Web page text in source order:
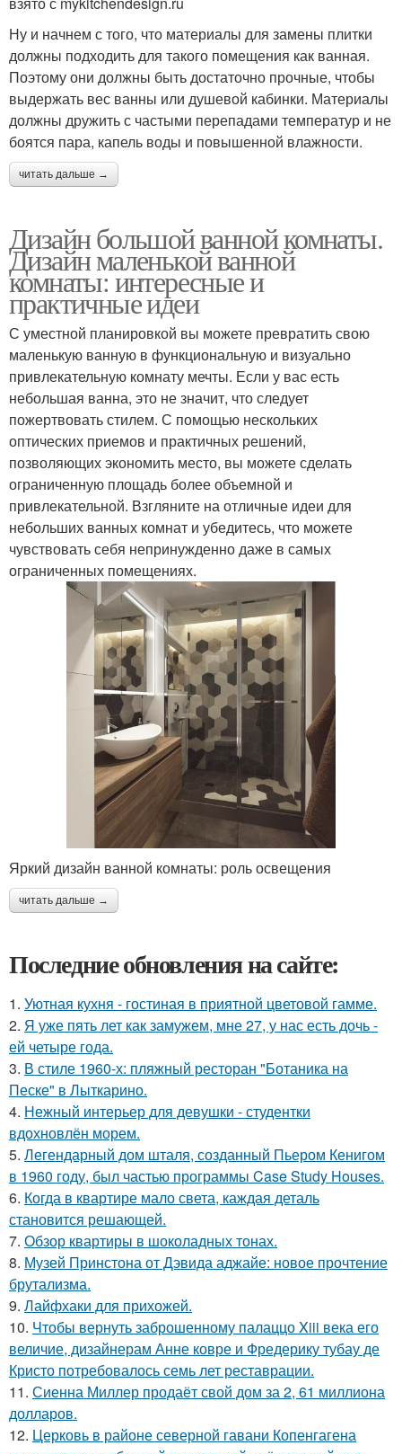
Ну и начнем с того, что материалы для замены плитки
должны подходить для такого помещения как ванная.
Поэтому они должны быть достаточно прочные, чтобы
выдержать вес ванны или душевой кабинки. Материалы
должны дружить с частыми перепадами температур и не
боятся пара, капель воды и повышенной влажности.
читать дальше →
Дизайн большой ванной комнаты.
Дизайн маленькой ванной
комнаты: интересные и
практичные идеи
С уместной планировкой вы можете превратить свою
маленькую ванную в функциональную и визуально
привлекательную комнату мечты. Если у вас есть
небольшая ванна, это не значит, что следует
пожертвовать стилем. С помощью нескольких
оптических приемов и практичных решений,
позволяющих экономить место, вы можете сделать
ограниченную площадь более объемной и
привлекательной. Взгляните на отличные идеи для
небольших ванных комнат и убедитесь, что можете
чувствовать себя непринужденно даже в самых
ограниченных помещениях.
Яркий дизайн ванной комнаты: роль освещения
читать дальше →
Последние обновления на сайте:
1. Уютная кухня - гостиная в приятной цветовой гамме.
2. Я уже пять лет как замужем, мне 27, у нас есть дочь -
ей четыре года.
3. В стиле 1960-х: пляжный ресторан "Ботаника на
Песке" в Лыткарино.
4. Нежный интерьер для девушки - студентки
вдохновлён морем.
5. Легендарный дом шталя, созданный Пьером Кенигом
в 1960 году, был частью программы Case Study Houses.
6. Когда в квартире мало света, каждая деталь
становится решающей.
7. Обзор квартиры в шоколадных тонах.
8. Музей Принстона от Дэвида аджайе: новое прочтение
брутализма.
9. Лайфхаки для прихожей.
10. Чтобы вернуть заброшенному палаццо Xiii века его
величие, дизайнерам Анне ковре и Фредерику тубау де
Кристо потребовалось семь лет реставрации.
11. Сиенна Миллер продаёт свой дом за 2, 61 миллиона
долларов.
12. Церковь в районе северной гавани Копенгагена